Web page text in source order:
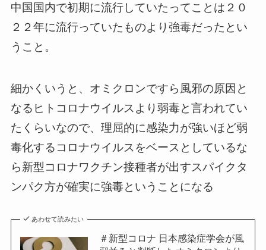
中国国内で初期に流行していたってことは２０
２２年に流行っていたものより強毒だったとい
うこと。
細かくいうと、オミクロンですら風邪の原因と
なるヒトコロナウイルスより弱毒と言われてい
たくらいなので、理屈的に感染力が強いほど弱
毒化するコロナウイルスをベースとしているな
ら新型コロナワクチン接種者が出すスパイクタ
ンパク方が確実に強毒ということになる
あわせて読みたい
＃新型コロナ 日本感染症学会が風